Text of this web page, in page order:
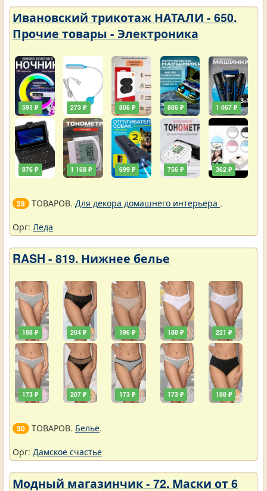
Ивановский трикотаж НАТАЛИ - 650.
Прочие товары - Электроника
591 ₽
876 ₽
273 ₽
1 168 ₽
806 ₽
699 ₽
806 ₽
756 ₽
1 067 ₽
362 ₽
28 ТОВАРОВ. Для декора домашнего интерьера .
Орг: Леда
RASH - 819. Нижнее белье
188 ₽
173 ₽
204 ₽
207 ₽
196 ₽
173 ₽
188 ₽
173 ₽
221 ₽
188 ₽
30 ТОВАРОВ. Белье.
Орг: Дамское счастье
Модный магазинчик - 72. Маски от 6